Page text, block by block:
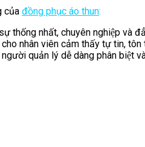
của đồng phục áo thun:
thống nhất, chuyên nghiệp và
cho nhân viên cảm thấy tự tin, tôn
người quản lý dễ dàng phân biệt